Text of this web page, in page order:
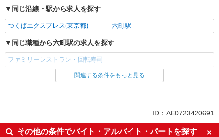
同じ沿線・駅から求人を探す
つくばエクスプレス(東京都) 六町駅
同じ職種から六町駅の求人を探す
ファミリーレストラン・回転寿司
同じ雇用形態から六町駅の求人を探す
未経験歓迎
高校生OK
関連する条件をもっと見る
ID：AE0723420691
その他の条件でバイト・アルバイト・パートを探す